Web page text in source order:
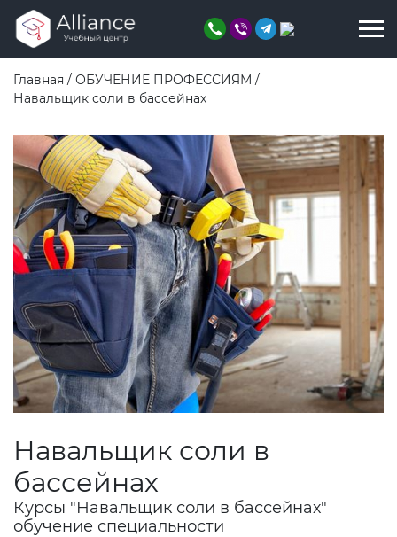
Главная / ОБУЧЕНИЕ ПРОФЕССИЯМ /
Навальщик соли в бассейнах
Навальщик соли в
бассейнах
Курсы "Навальщик соли в бассейнах"
обучение специальности